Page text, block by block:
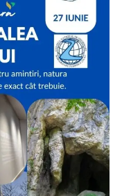
5” la Zalau
patrimoniu,
timpurie
anvelope all-season:
Turistică Zalău
în cadrul căruia, în
plecare pentru diferite
Sălaj